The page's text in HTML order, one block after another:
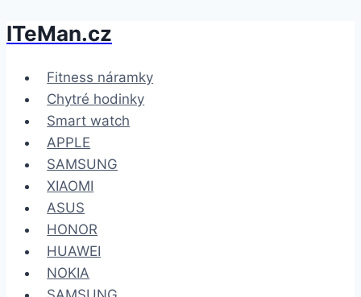
Přeskočit
obsah
ITeMan.cz
Fitness náramky
Chytré hodinky
Smart watch
APPLE
SAMSUNG
XIAOMI
ASUS
HONOR
HUAWEI
NOKIA